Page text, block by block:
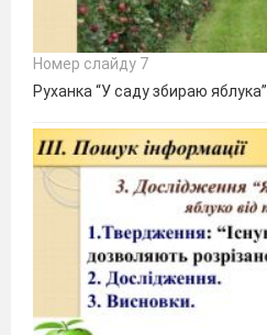
Номер слайду 7
Руханка “У саду збираю яблука”